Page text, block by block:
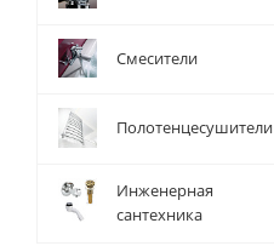
Смесители
Полотенцесушители
Инженерная
сантехника